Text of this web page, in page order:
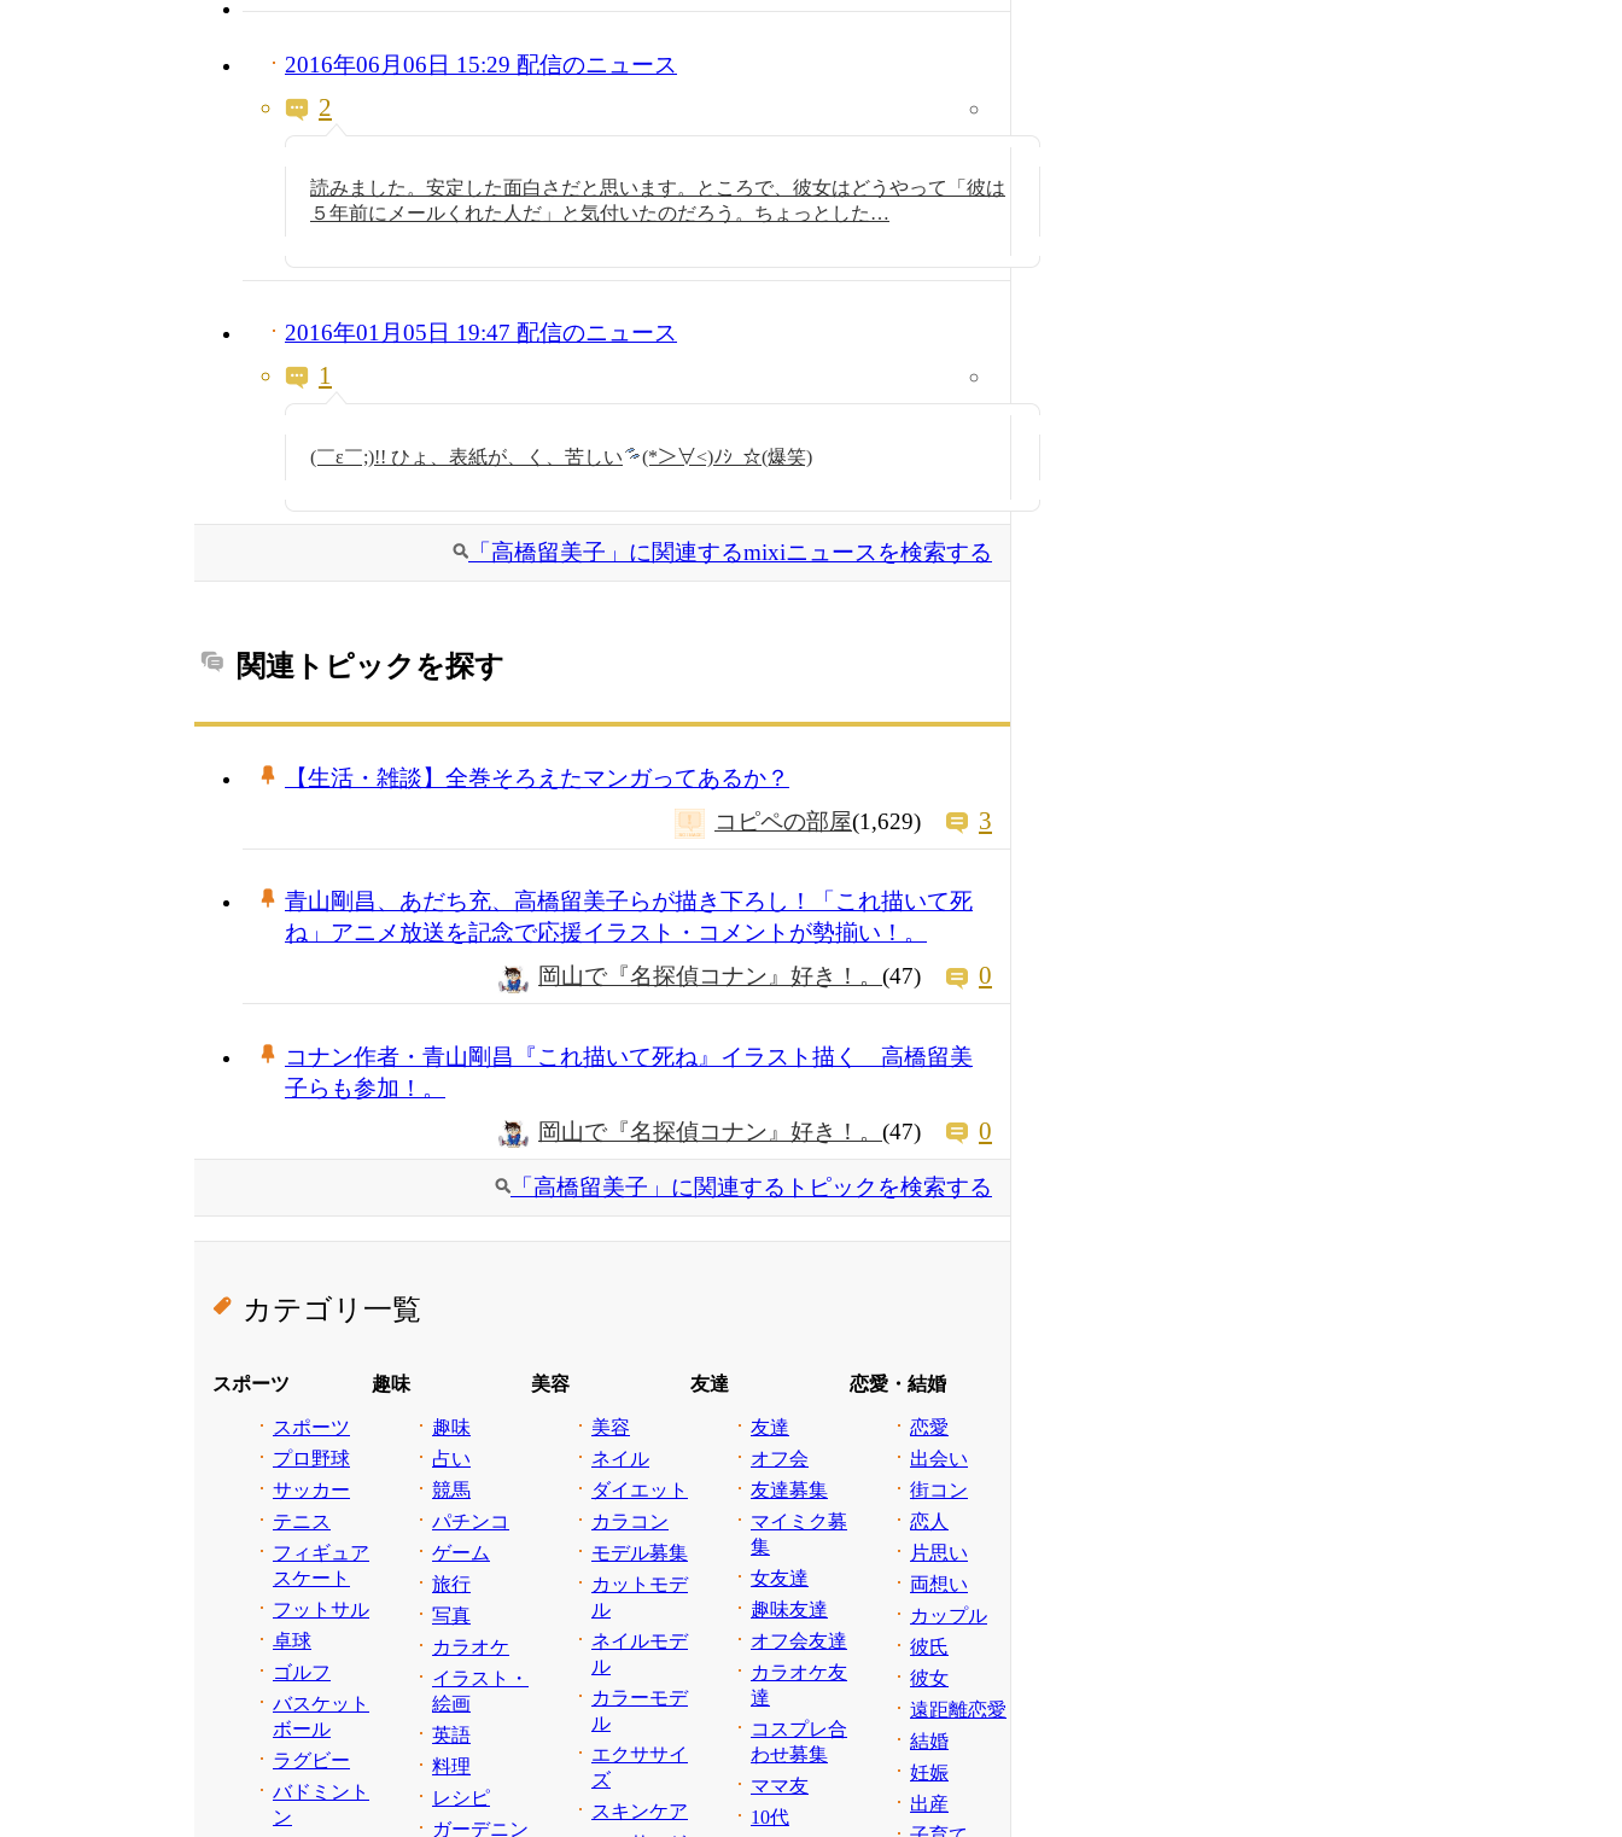
2016年06月06日 15:29 配信のニュース
2
読みました。安定した面白さだと思います。ところで、彼女はどうやって「彼は
５年前にメールくれた人だ」と気付いたのだろう。ちょっとした…
2016年01月05日 19:47 配信のニュース
1
(￣ε￣;)!! ひょ、表紙が、く、苦しい (*＞∀<)ﾉｼ_☆(爆笑)
「高橋留美子」に関連するmixiニュースを検索する
関連トピックを探す
【生活・雑談】全巻そろえたマンガってあるか？
コピペの部屋(1,629) 3
青山剛昌、あだち充、高橋留美子らが描き下ろし！「これ描いて死
ね」アニメ放送を記念で応援イラスト・コメントが勢揃い！。
岡山で『名探偵コナン』好き！。 (47) 0
コナン作者・青山剛昌『これ描いて死ね』イラスト描く 高橋留美
子らも参加！。
岡山で『名探偵コナン』好き！。 (47) 0
「高橋留美子」に関連するトピックを検索する
カテゴリ一覧
スポーツ
スポーツ
プロ野球
サッカー
テニス
フィギュア
スケート
フットサル
卓球
ゴルフ
バスケット
ボール
ラグビー
バドミント
ン
趣味
趣味
占い
競馬
パチンコ
ゲーム
旅行
写真
カラオケ
イラスト・
絵画
英語
料理
レシピ
ガーデニン
美容
美容
ネイル
ダイエット
カラコン
モデル募集
カットモデ
ル
ネイルモデ
ル
カラーモデ
ル
エクササイ
ズ
スキンケア
友達
友達
オフ会
友達募集
マイミク募
集
女友達
趣味友達
オフ会友達
カラオケ友
達
コスプレ合
わせ募集
ママ友
10代
恋愛・結婚
恋愛
出会い
街コン
恋人
片思い
両想い
カップル
彼氏
彼女
遠距離恋愛
結婚
妊娠
出産